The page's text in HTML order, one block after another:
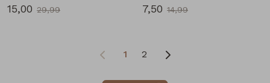
15,00 29,99
7,50 14,99
1 2